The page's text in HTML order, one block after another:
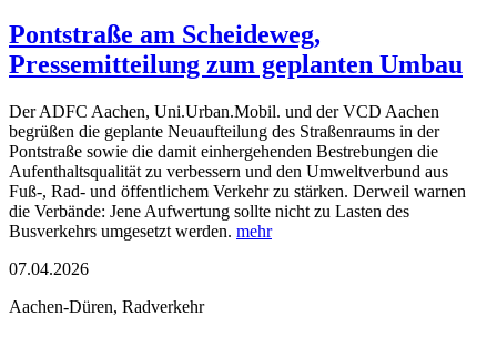
Pontstraße am Scheideweg,
Pressemitteilung zum geplanten Umbau
Der ADFC Aachen, Uni.Urban.Mobil. und der VCD Aachen
begrüßen die geplante Neuaufteilung des Straßenraums in der
Pontstraße sowie die damit einhergehenden Bestrebungen die
Aufenthaltsqualität zu verbessern und den Umweltverbund aus
Fuß-, Rad- und öffentlichem Verkehr zu stärken. Derweil warnen
die Verbände: Jene Aufwertung sollte nicht zu Lasten des
Busverkehrs umgesetzt werden. mehr
07.04.2026
Aachen-Düren, Radverkehr